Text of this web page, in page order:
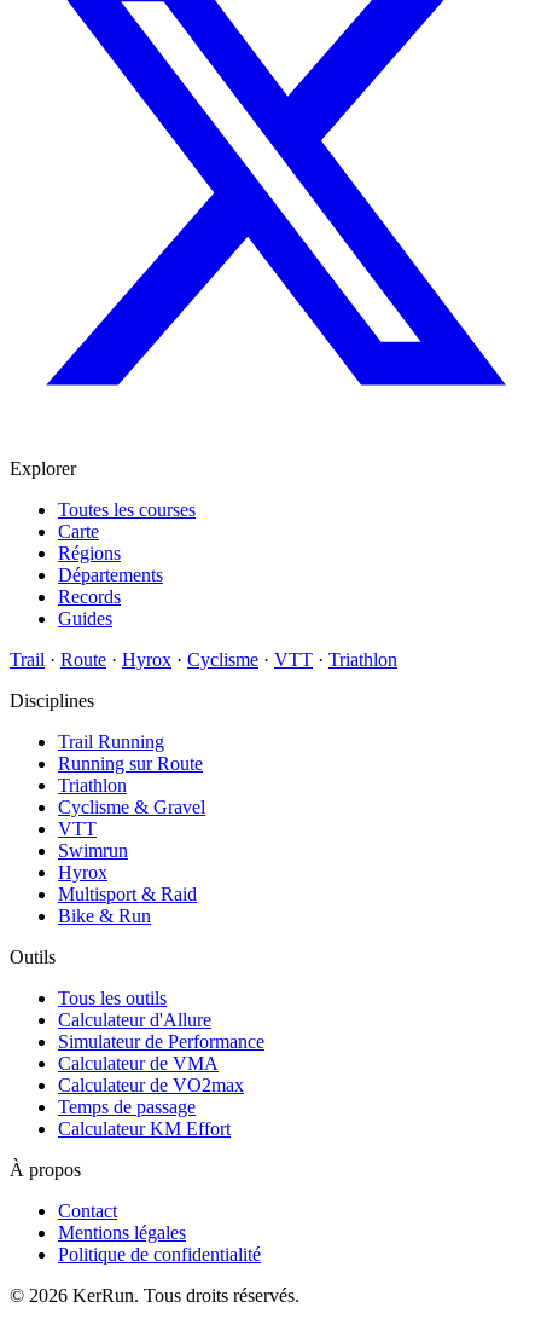
Explorer
Toutes les courses
Carte
Régions
Départements
Records
Guides
Trail · Route · Hyrox · Cyclisme · VTT · Triathlon
Disciplines
Trail Running
Running sur Route
Triathlon
Cyclisme & Gravel
VTT
Swimrun
Hyrox
Multisport & Raid
Bike & Run
Outils
Tous les outils
Calculateur d'Allure
Simulateur de Performance
Calculateur de VMA
Calculateur de VO2max
Temps de passage
Calculateur KM Effort
À propos
Contact
Mentions légales
Politique de confidentialité
© 2026 KerRun. Tous droits réservés.